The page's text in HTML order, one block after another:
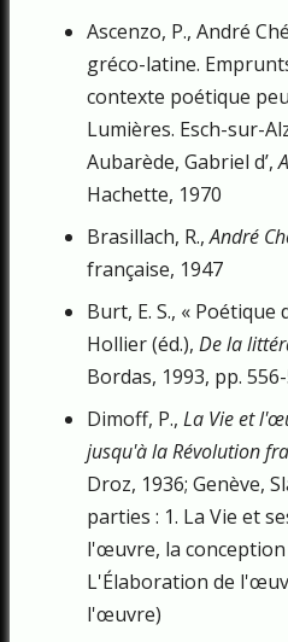
Ascenzo, P., André
gréco-latine.
contexte poétique
Lumières. Esch-sur-
Aubarède, Gabriel d’,
Hachette, 1970
Brasillach, R.,André
française, 1947
Burt, E. S., « Poétique
Hollier (éd.), De la
Bordas, 1993, pp.
Dimoff, P., La Vie et
jusqu'à la Révolution
Droz, 1936; Genève,
parties : 1. La Vie et
l'œuvre, la
L'Élaboration de
l'œuvre)